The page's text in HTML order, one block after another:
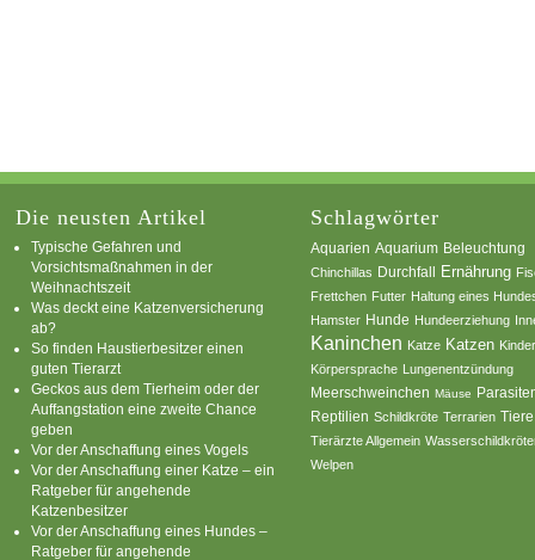
Die neusten Artikel
Typische Gefahren und
Vorsichtsmaßnahmen in der
Weihnachtszeit
Was deckt eine Katzenversicherung
ab?
So finden Haustierbesitzer einen
guten Tierarzt
Geckos aus dem Tierheim oder der
Auffangstation eine zweite Chance
geben
Vor der Anschaffung eines Vogels
Vor der Anschaffung einer Katze – ein
Ratgeber für angehende
Katzenbesitzer
Vor der Anschaffung eines Hundes –
Ratgeber für angehende
Schlagwörter
Aquarien Aquarium Beleuchtung
Chinchillas Durchfall Ernährung
Frettchen Futter Haltung eines
Hamster Hunde Hundeerziehung
Kaninchen Katze Katzen
Körpersprache Lungenentzündung
Meerschweinchen Mäuse
Reptilien Schildkröte Terrarien Tiere
Tierärzte Allgemein
Welpen